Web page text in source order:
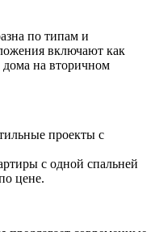
по типам и
включают как
дома на вторичном
проекты с
с одной спальней
цене.